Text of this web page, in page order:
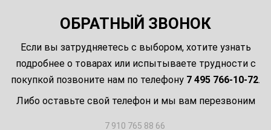
ОБРАТНЫЙ ЗВОНОК
Если вы затрудняетесь с выбором, хотите узнать
подробнее о товарах или испытываете трудности с
покупкой позвоните нам по телефону 7 495 766-10-72.
Либо оставьте свой телефон и мы вам перезвоним